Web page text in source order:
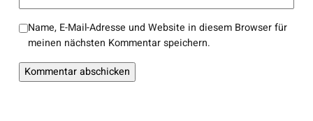
Name, E-Mail-Adresse und Website in diesem Browser für
meinen nächsten Kommentar speichern.